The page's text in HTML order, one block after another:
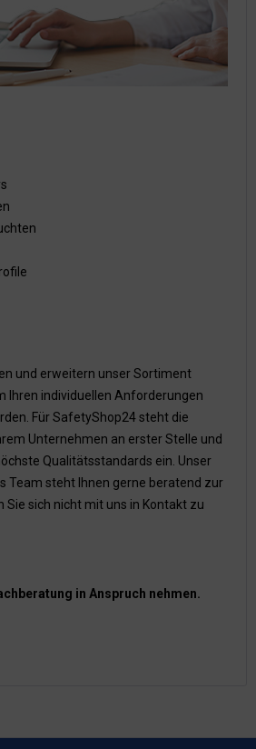
und erweitern unser Sortiment
Ihren individuellen Anforderungen
Für SafetyShop24 steht die
Unternehmen an erster Stelle und
Qualitätsstandards ein. Unser
Team steht Ihnen gerne beratend zur
Sie sich nicht mit uns in Kontakt zu
in Anspruch nehmen.